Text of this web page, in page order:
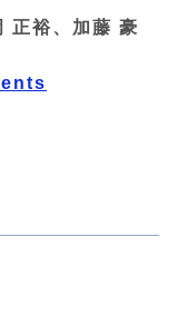
正裕、加藤 豪